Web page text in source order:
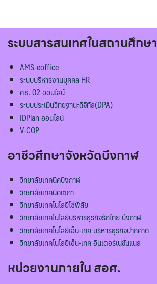
ระบบสารสนเทศในสถานศึกษา
AMS-eoffice
ระบบบริหารงานบุคคล HR
ศธ. 02 ออนไลน์
ระบบประเมินวิทยฐานะดิจิทัล(DPA)
IDPlan ออนไลน์
V-COP
อาชีวศึกษาจังหวัดบึงกาฬ
วิทยาลัยเทคนิคบึงกาฬ
วิทยาลัยเทคนิคเซกา
วิทยาลัยเทคโนโลยีโซ่พิสัย
วิทยาลัยเทคโนโลยีบริหารธุรกิจรักไทย บึงกาฬ
วิทยาลัยเทคโนโลยีเอ็น-เทค บริหารธุรกิจปากคาด
วิทยาลัยเทคโนโลยีเอ็น-เทค อินเตอร์เนชั่นแนล
หน่วยงานภายใน สอศ.